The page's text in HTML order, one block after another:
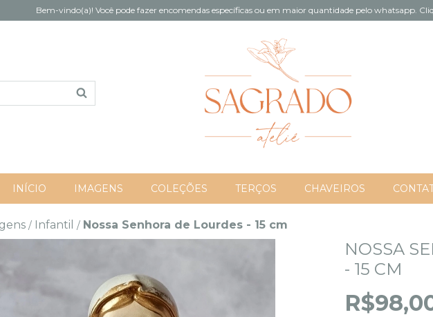
Bem-vindo(a)! Você pode fazer encomendas específicas ou em maior quantidade pelo whatsapp.
INÍCIO IMAGENS COLEÇÕES TERÇOS CHAVEIROS
/ Infantil / Nossa Senhora de Lourdes - 15 cm
NOSSA
- 15 CM